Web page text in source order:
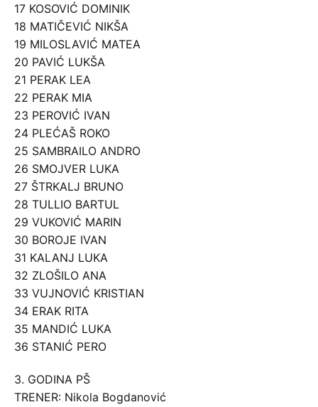
17 KOSOVIĆ DOMINIK
18 MATIČEVIĆ NIKŠA
19 MILOSLAVIĆ MATEA
20 PAVIĆ LUKŠA
21 PERAK LEA
22 PERAK MIA
23 PEROVIĆ IVAN
24 PLEĆAŠ ROKO
25 SAMBRAILO ANDRO
26 SMOJVER LUKA
27 ŠTRKALJ BRUNO
28 TULLIO BARTUL
29 VUKOVIĆ MARIN
30 BOROJE IVAN
31 KALANJ LUKA
32 ZLOŠILO ANA
33 VUJNOVIĆ KRISTIAN
34 ERAK RITA
35 MANDIĆ LUKA
36 STANIĆ PERO
3. GODINA PŠ
TRENER: Nikola Bogdanović